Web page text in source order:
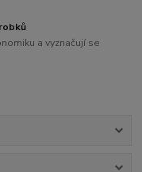
a vyznačují se